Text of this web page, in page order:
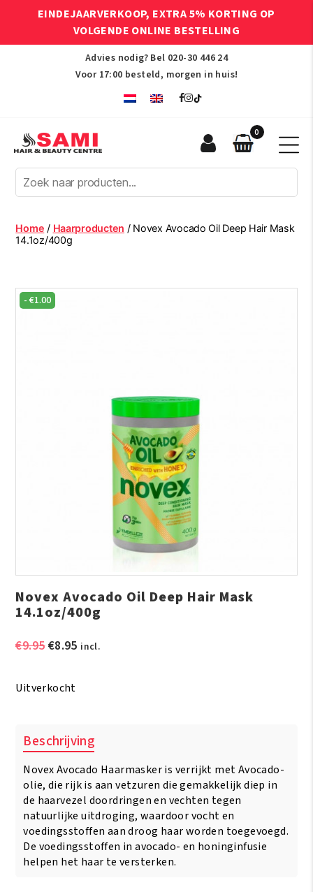
EINDEJAARVERKOOP, EXTRA 5% KORTING OP
VOLGENDE ONLINE BESTELLING
Advies nodig? Bel 020-30 446 24
Voor 17:00 besteld, morgen in huis!
Afro
Hair
Beauty
Centre
0
Home / Haarproducten / Novex Avocado Oil Deep Hair Mask
14.1oz/400g
-€1.00
Novex Avocado Oil Deep Hair Mask
14.1oz/400g
€9.95Oorspronkelijke
€9.95.
€8.95Huidige
incl.
Uitverkocht
Beschrijving
Novex Avocado Haarmasker is verrijkt met Avocado-
olie, die rijk is aan vetzuren die gemakkelijk diep in
de haarvezel doordringen en vechten tegen
natuurlijke uitdroging, waardoor vocht en
voedingsstoffen aan droog haar worden toegevoegd.
De voedingsstoffen in avocado- en honinginfusie
helpen het haar te versterken.